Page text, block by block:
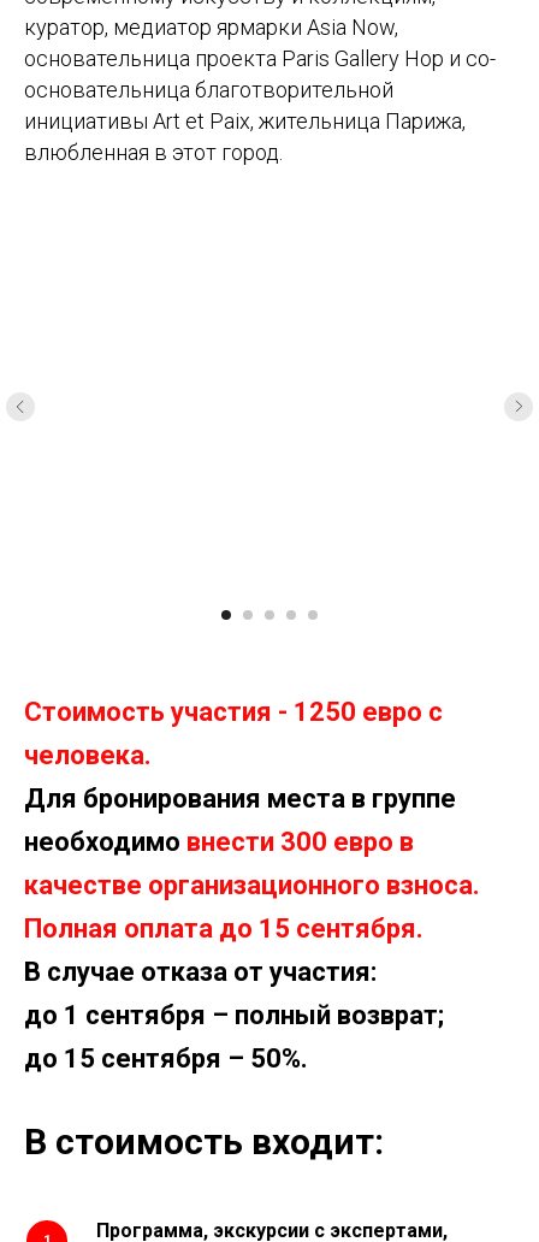
куратор, медиатор ярмарки Asia Now,
основательница проекта Paris Gallery Hop и со-
основательница благотворительной
инициативы Art et Paix, жительница Парижа,
влюбленная в этот город.
Стоимость участия - 1250 евро с
человека.
Для бронирования места в группе
необходимо внести 300 евро в
качестве организационного взноса.
Полная оплата до 15 сентября.
В случае отказа от участия:
до 1 сентября – полный возврат;
до 15 сентября – 50%.
В стоимость входит:
Программа, экскурсии с экспертами,